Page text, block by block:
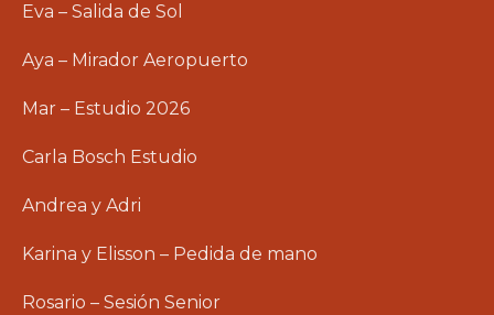
Eva – Salida de Sol
Aya – Mirador Aeropuerto
Mar – Estudio 2026
Carla Bosch Estudio
Andrea y Adri
Karina y Elisson – Pedida de mano
Rosario – Sesión Senior